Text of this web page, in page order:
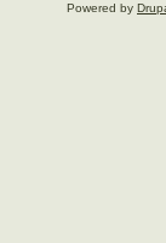
Powered by